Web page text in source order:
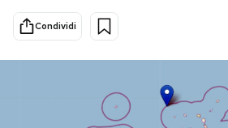
Cultura
Economia
Sport
Condividi